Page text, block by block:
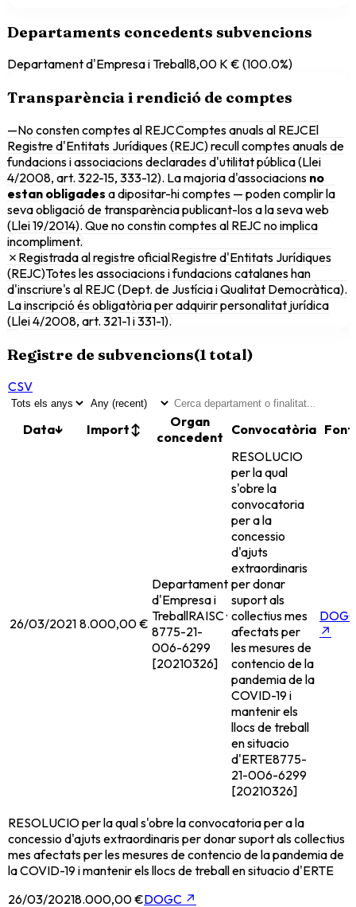
Departaments concedents subvencions
Departament d'Empresa i Treball8,00 K € (100.0%)
Transparència i rendició de comptes
—No consten comptes al REJCComptes anuals al REJCEl
Registre d'Entitats Jurídiques (REJC) recull comptes anuals de
fundacions i associacions declarades d'utilitat pública (Llei
4/2008, art. 322-15, 333-12). La majoria d'associacions no
estan obligades a dipositar-hi comptes — poden complir la
seva obligació de transparència publicant-los a la seva web
(Llei 19/2014). Que no constin comptes al REJC no implica
incompliment.
✗ Registrada al registre oficialRegistre d'Entitats Jurídiques
(REJC)Totes les associacions i fundacions catalanes han
d'inscriure's al REJC (Dept. de Justícia i Qualitat Democràtica).
La inscripció és obligatòria per adquirir personalitat jurídica
(Llei 4/2008, art. 321-1 i 331-1).
Registre de subvencions(1 total)
CSV
Data↓ Import↕
Organ
concedent Convocatòria Font
26/03/2021 8.000,00 €
Departament
d'Empresa i
TreballRAISC ·
8775-21-
006-6299
[20210326]
RESOLUCIO
per la qual
s'obre la
convocatoria
per a la
concessio
d'ajuts
extraordinaris
per donar
suport als
collectius mes
afectats per
les mesures de
contencio de la
pandemia de la
COVID-19 i
mantenir els
llocs de treball
en situacio
d'ERTE8775-
21-006-6299
[20210326]
↗
RESOLUCIO per la qual s'obre la convocatoria per a la
concessio d'ajuts extraordinaris per donar suport als collectius
mes afectats per les mesures de contencio de la pandemia de
la COVID-19 i mantenir els llocs de treball en situacio d'ERTE
26/03/20218.000,00 €DOGC ↗